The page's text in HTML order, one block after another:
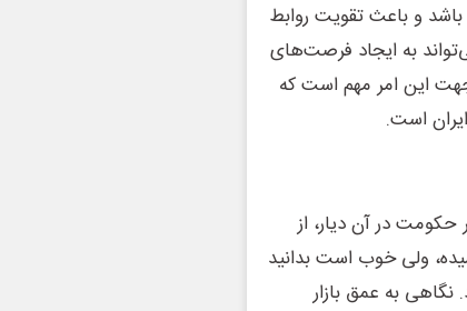
و باعث تقویت روابط
به ایجاد فرصت‌های
این امر مهم است که
است.
حکومت در آن دیار، از
و به حدود ۸ر۱ میلیارد دلار رسیده، ولی خوب است بدانید
نیز گذشته بود. نگاهی به عمق بازار